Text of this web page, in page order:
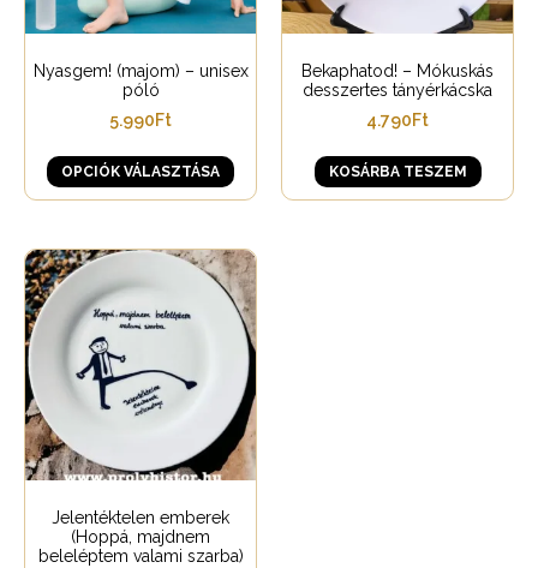
Nyasgem! (majom) – unisex
póló
5.990Ft
OPCIÓK VÁLASZTÁSA
Bekaphatod! – Mókuskás
desszertes tányérkácska
4.790Ft
KOSÁRBA TESZEM
Jelentéktelen emberek
(Hoppá, majdnem
beleléptem valami szarba)